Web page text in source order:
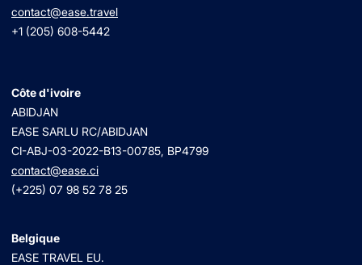
contact@ease.travel
+1 (205) 608-5442
Côte d'ivoire
ABIDJAN
EASE SARLU RC/ABIDJAN
CI-ABJ-03-2022-B13-00785, BP4799
contact@ease.ci
(+225) 07 98 52 78 25
Belgique
EASE TRAVEL EU.